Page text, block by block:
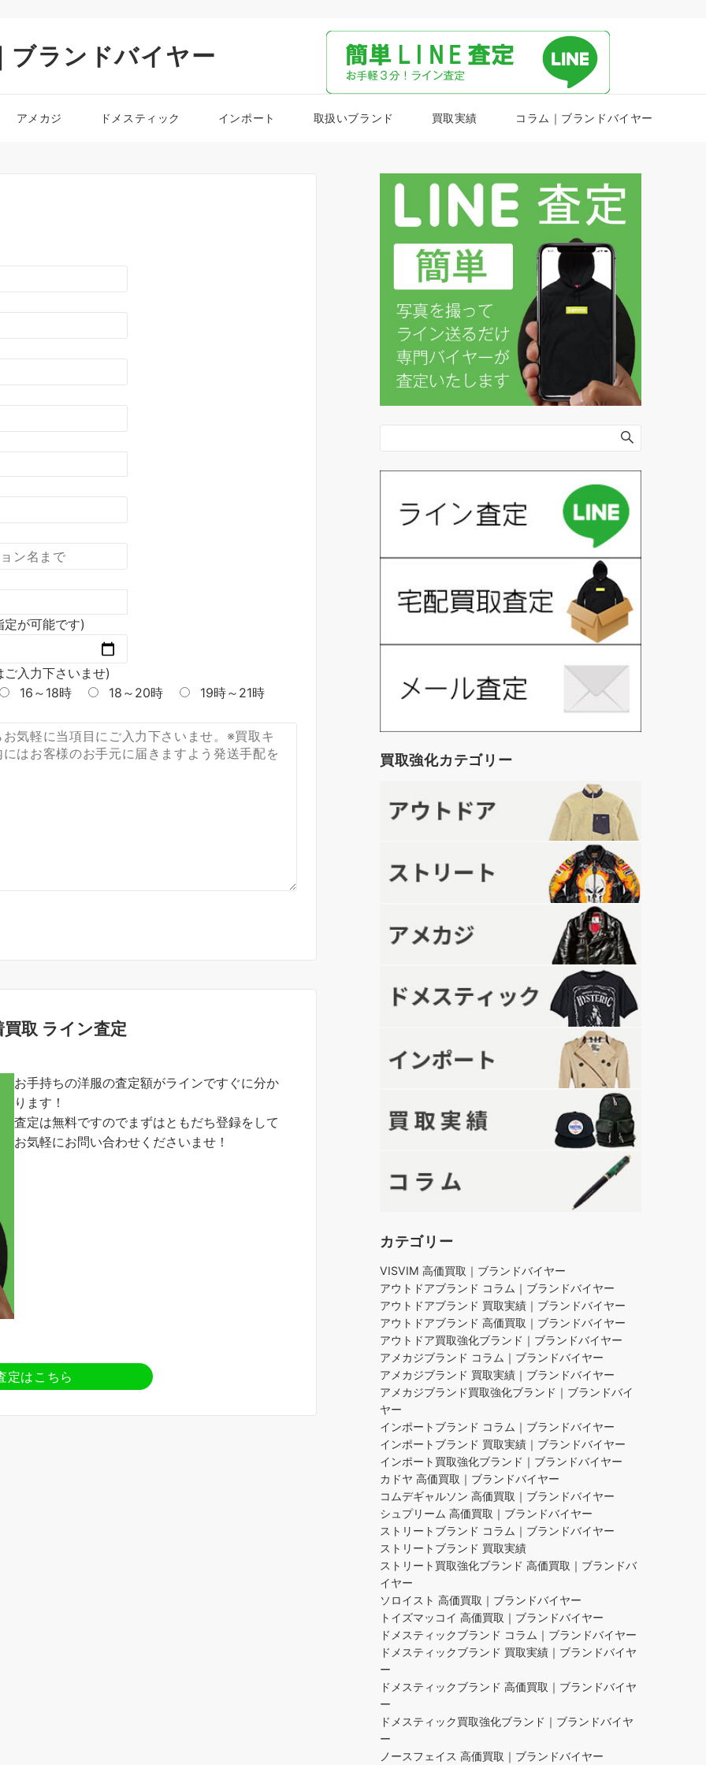
ブランドバイヤー
アメカジ ドメスティック インポート 取扱いブランド 買取実績 コラム｜ブランドバイヤー
が可能です)
入力下さいませ)
16～18時
18～20時 19時～21時
取 ライン査定
お手持ちの洋服の査定額がラインですぐに分か
ります！
査定は無料ですのでまずはともだち登録をして
お気軽にお問い合わせくださいませ！
定はこちら
買取強化カテゴリー
カテゴリー
VISVIM 高価買取｜ブランドバイヤー
アウトドアブランド コラム｜ブランドバイヤー
アウトドアブランド 買取実績｜ブランドバイヤー
アウトドアブランド 高価買取｜ブランドバイヤー
アウトドア買取強化ブランド｜ブランドバイヤー
アメカジブランド コラム｜ブランドバイヤー
アメカジブランド 買取実績｜ブランドバイヤー
アメカジブランド買取強化ブランド｜ブランドバイ
ヤー
インポートブランド コラム｜ブランドバイヤー
インポートブランド 買取実績｜ブランドバイヤー
インポート買取強化ブランド｜ブランドバイヤー
カドヤ 高価買取｜ブランドバイヤー
コムデギャルソン 高価買取｜ブランドバイヤー
シュプリーム 高価買取｜ブランドバイヤー
ストリートブランド コラム｜ブランドバイヤー
ストリートブランド 買取実績
ストリート買取強化ブランド 高価買取｜ブランドバ
イヤー
ソロイスト 高価買取｜ブランドバイヤー
トイズマッコイ 高価買取｜ブランドバイヤー
ドメスティックブランド コラム｜ブランドバイヤー
ドメスティックブランド 買取実績｜ブランドバイヤ
ー
ドメスティックブランド 高価買取｜ブランドバイヤ
ー
ドメスティック買取強化ブランド｜ブランドバイヤ
ー
ノースフェイス 高価買取｜ブランドバイヤー